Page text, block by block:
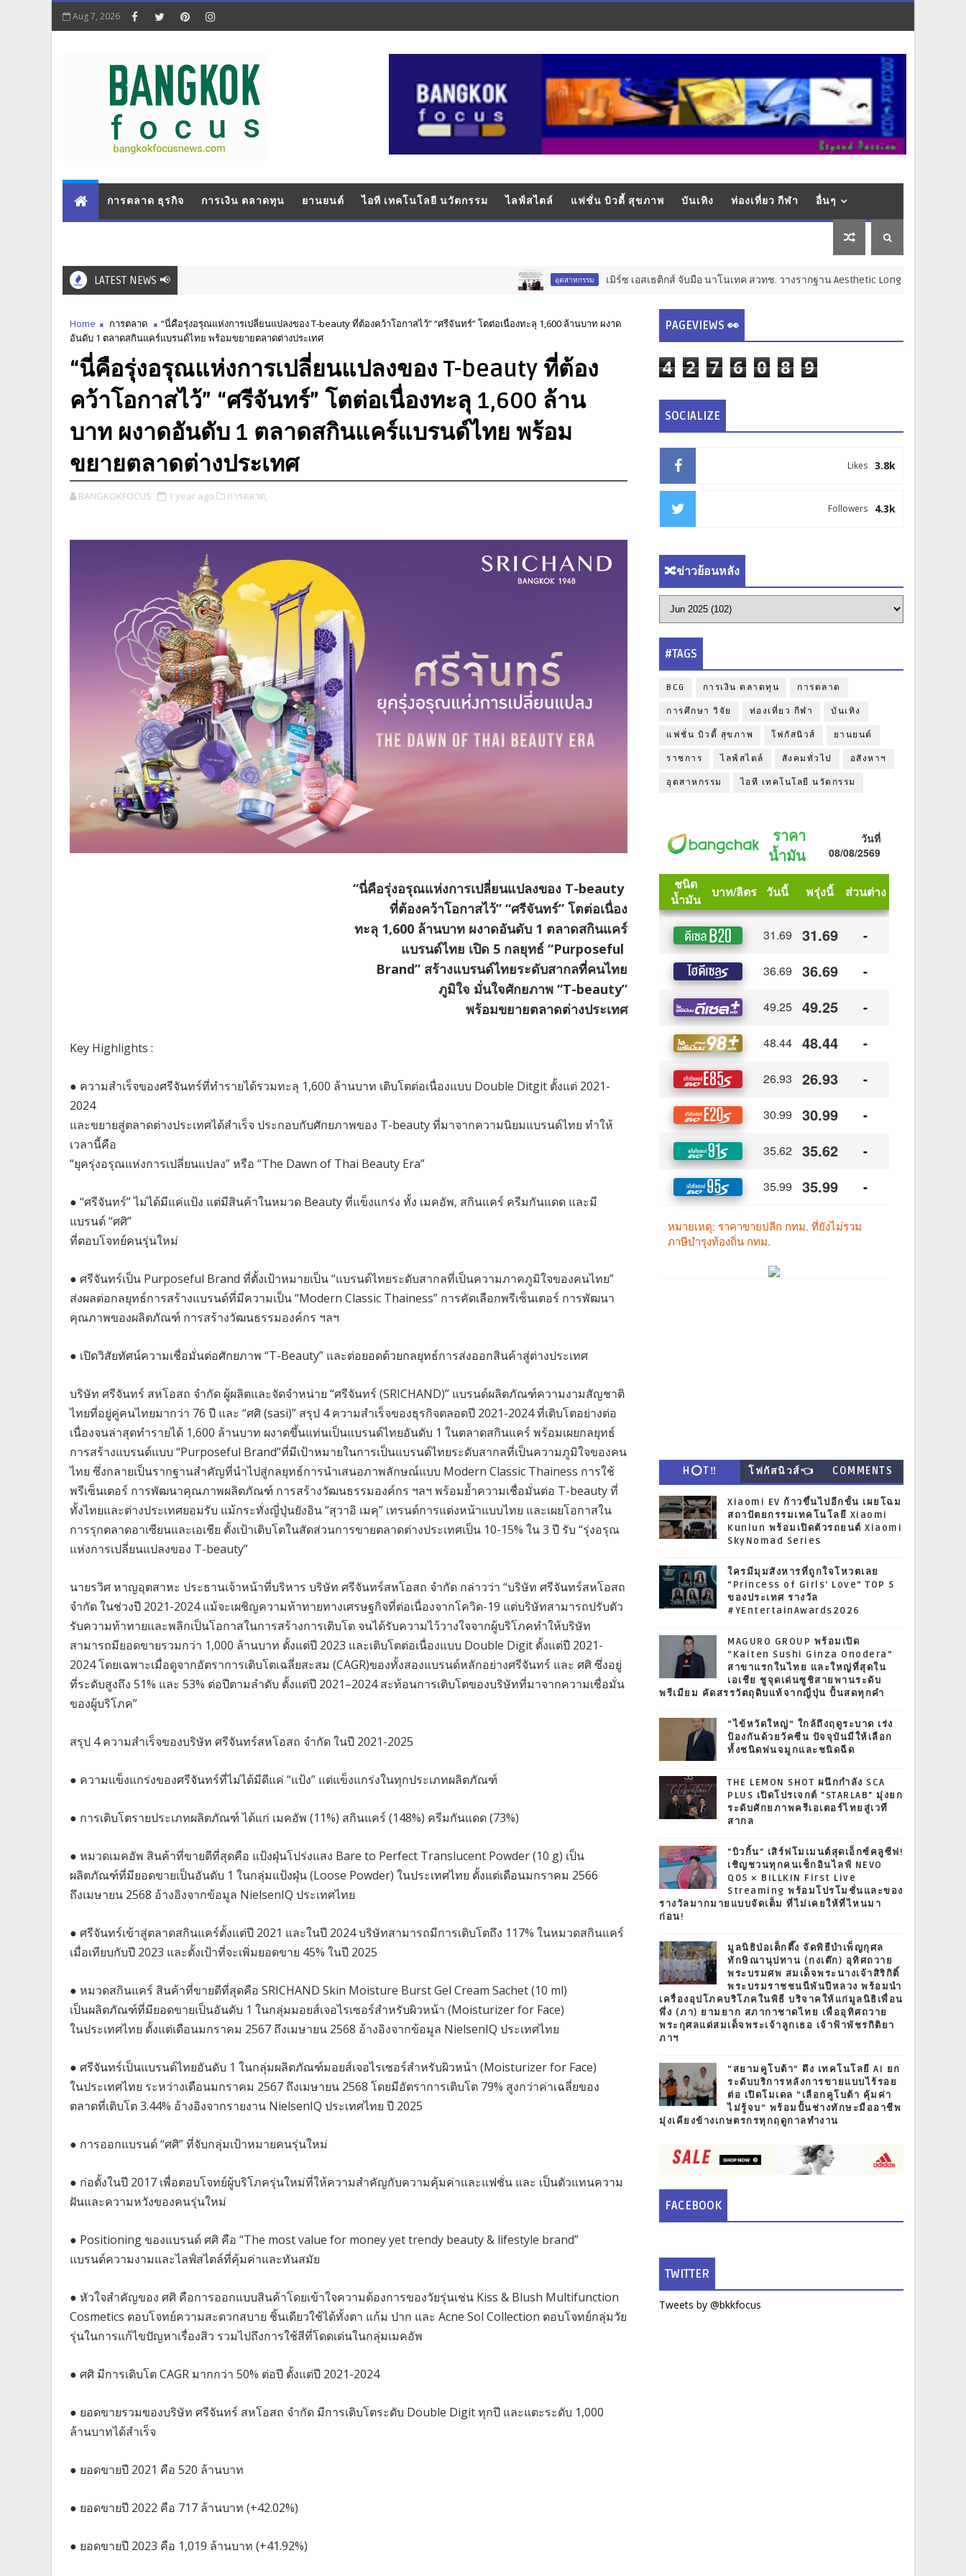
Aug 7, 2026
การตลาด ธุรกิจ การเงิน ตลาดทุน ยานยนต์ ไอที เทคโนโลยี นวัตกรรม ไลฟ์สไตล์ แฟชั่น บิวตี้ สุขภาพ บันเทิง ท่องเที่ยว กีฬา อื่นๆ
LATEST NEWS 📢 อุตสาหกรรม เมิร์ซ เอสเธติกส์ จับมือ นาโนเทค สวทช. วางรากฐาน Aesthetic Longevity ขับเคลื่อนไทยสู่
Home การตลาด
“นี่คือรุ่งอรุณแห่งการเปลี่ยนแปลงของ T-beauty ที่ต้องคว้าโอกาสไว้” “ศรีจันทร์” โตต่อเนื่องทะลุ 1,600 ล้านบาท ผงาด
อันดับ 1 ตลาดสกินแคร์แบรนด์ไทย พร้อมขยายตลาดต่างประเทศ
“นี่คือรุ่งอรุณแห่งการเปลี่ยนแปลงของ T-beauty ที่ต้อง
คว้าโอกาสไว้” “ศรีจันทร์” โตต่อเนื่องทะลุ 1,600 ล้าน
บาท ผงาดอันดับ 1 ตลาดสกินแคร์แบรนด์ไทย พร้อม
ขยายตลาดต่างประเทศ
BANGKOKFOCUS 1 year ago การตลาด,
“นี่คือรุ่งอรุณแห่งการเปลี่ยนแปลงของ T-beauty
ที่ต้องคว้าโอกาสไว้” “ศรีจันทร์” โตต่อเนื่อง
ทะลุ 1,600 ล้านบาท ผงาดอันดับ 1 ตลาดสกินแคร์
แบรนด์ไทย เปิด 5 กลยุทธ์ “Purposeful
Brand” สร้างแบรนด์ไทยระดับสากลที่คนไทย
ภูมิใจ มั่นใจศักยภาพ “T-beauty”
พร้อมขยายตลาดต่างประเทศ
Key Highlights :
● ความสำเร็จของศรีจันทร์ที่ทำรายได้รวมทะลุ 1,600 ล้านบาท เติบโตต่อเนื่องแบบ Double Ditgit ตั้งแต่ 2021-
2024
และขยายสู่ตลาดต่างประเทศได้สำเร็จ ประกอบกับศักยภาพของ T-beauty ที่มาจากความนิยมแบรนด์ไทย ทำให้
เวลานี้คือ
“ยุครุ่งอรุณแห่งการเปลี่ยนแปลง” หรือ “The Dawn of Thai Beauty Era”
● “ศรีจันทร์” ไม่ได้มีแค่แป้ง แต่มีสินค้าในหมวด Beauty ที่แข็งแกร่ง ทั้ง เมคอัพ, สกินแคร์ ครีมกันแดด และมี
แบรนด์ “ศศิ”
ที่ตอบโจทย์คนรุ่นใหม่
● ศรีจันทร์เป็น Purposeful Brand ที่ตั้งเป้าหมายเป็น “แบรนด์ไทยระดับสากลที่เป็นความภาคภูมิใจของคนไทย”
ส่งผลต่อกลยุทธ์การสร้างแบรนด์ที่มีความเป็น “Modern Classic Thainess” การคัดเลือกพรีเซ็นเตอร์ การพัฒนา
คุณภาพของผลิตภัณฑ์ การสร้างวัฒนธรรมองค์กร ฯลฯ
● เปิดวิสัยทัศน์ความเชื่อมั่นต่อศักยภาพ “T-Beauty” และต่อยอดด้วยกลยุทธ์การส่งออกสินค้าสู่ต่างประเทศ
บริษัท ศรีจันทร์ สหโอสถ จำกัด ผู้ผลิตและจัดจำหน่าย “ศรีจันทร์ (SRICHAND)” แบรนด์ผลิตภัณฑ์ความงามสัญชาติ
ไทยที่อยู่คู่คนไทยมากว่า 76 ปี และ “ศศิ (sasi)” สรุป 4 ความสำเร็จของธุรกิจตลอดปี 2021-2024 ที่เติบโตอย่างต่อ
เนื่องจนล่าสุดทำรายได้ 1,600 ล้านบาท ผงาดขึ้นแท่นเป็นแบรนด์ไทยอันดับ 1 ในตลาดสกินแคร์ พร้อมเผยกลยุทธ์
การสร้างแบรนด์แบบ “Purposeful Brand”ที่มีเป้าหมายในการเป็นแบรนด์ไทยระดับสากลที่เป็นความภูมิใจของคน
ไทย ซึ่งกลายเป็นรากฐานสำคัญที่นำไปสู่กลยุทธ์การนำเสนอภาพลักษณ์แบบ Modern Classic Thainess การใช้
พรีเซ็นเตอร์ การพัฒนาคุณภาพผลิตภัณฑ์ การสร้างวัฒนธรรมองค์กร ฯลฯ พร้อมย้ำความเชื่อมั่นต่อ T-beauty ที่
ทั้งไทยและต่างประเทศยอมรับ แม้กระทั่งญี่ปุ่นยังอิน “สุวาอิ เมคุ” เทรนด์การแต่งหน้าแบบไทย และเผยโอกาสใน
การรุกตลาดอาเซียนและเอเชีย ตั้งเป้าเติบโตในสัดส่วนการขายตลาดต่างประเทศเป็น 10-15% ใน 3 ปี รับ “รุ่งอรุณ
แห่งการเปลี่ยนแปลงของ T-beauty”
นายรวิศ หาญอุตสาหะ ประธานเจ้าหน้าที่บริหาร บริษัท ศรีจันทร์สหโอสถ จํากัด กล่าวว่า “บริษัท ศรีจันทร์สหโอสถ
จำกัด ในช่วงปี 2021-2024 แม้จะเผชิญความท้าทายทางเศรษฐกิจที่ต่อเนื่องจากโควิด-19 แต่บริษัทสามารถปรับตัว
รับความท้าทายและพลิกเป็นโอกาสในการสร้างการเติบโต จนได้รับความไว้วางใจจากผู้บริโภคทำให้บริษัท
สามารถมียอดขายรวมกว่า 1,000 ล้านบาท ตั้งแต่ปี 2023 และเติบโตต่อเนื่องแบบ Double Digit ตั้งแต่ปี 2021-
2024 โดยเฉพาะเมื่อดูจากอัตราการเติบโตเฉลี่ยสะสม (CAGR)ของทั้งสองแบรนด์หลักอย่างศรีจันทร์ และ ศศิ ซึ่งอยู่
ที่ระดับสูงถึง 51% และ 53% ต่อปีตามลำดับ ตั้งแต่ปี 2021–2024 สะท้อนการเติบโตของบริษัทที่มาจากความเชื่อมั่น
ของผู้บริโภค”
สรุป 4 ความสำเร็จของบริษัท ศรีจันทร์สหโอสถ จำกัด ในปี 2021-2025
● ความแข็งแกร่งของศรีจันทร์ที่ไม่ได้มีดีแค่ “แป้ง” แต่แข็งแกร่งในทุกประเภทผลิตภัณฑ์
● การเติบโตรายประเภทผลิตภัณฑ์ ได้แก่ เมคอัพ (11%) สกินแคร์ (148%) ครีมกันแดด (73%)
● หมวดเมคอัพ สินค้าที่ขายดีที่สุดคือ แป้งฝุ่นโปร่งแสง Bare to Perfect Translucent Powder (10 g) เป็น
ผลิตภัณฑ์ที่มียอดขายเป็นอันดับ 1 ในกลุ่มแป้งฝุ่น (Loose Powder) ในประเทศไทย ตั้งแต่เดือนมกราคม 2566
ถึงเมษายน 2568 อ้างอิงจากข้อมูล NielsenIQ ประเทศไทย
● ศรีจันทร์เข้าสู่ตลาดสกินแคร์ตั้งแต่ปี 2021 และในปี 2024 บริษัทสามารถมีการเติบโตถึง 117% ในหมวดสกินแคร์
เมื่อเทียบกับปี 2023 และตั้งเป้าที่จะเพิ่มยอดขาย 45% ในปี 2025
● หมวดสกินแคร์ สินค้าที่ขายดีที่สุดคือ SRICHAND Skin Moisture Burst Gel Cream Sachet (10 ml)
เป็นผลิตภัณฑ์ที่มียอดขายเป็นอันดับ 1 ในกลุ่มมอยส์เจอไรเซอร์สำหรับผิวหน้า (Moisturizer for Face)
ในประเทศไทย ตั้งแต่เดือนมกราคม 2567 ถึงเมษายน 2568 อ้างอิงจากข้อมูล NielsenIQ ประเทศไทย
● ศรีจันทร์เป็นแบรนด์ไทยอันดับ 1 ในกลุ่มผลิตภัณฑ์มอยส์เจอไรเซอร์สำหรับผิวหน้า (Moisturizer for Face)
ในประเทศไทย ระหว่างเดือนมกราคม 2567 ถึงเมษายน 2568 โดยมีอัตราการเติบโต 79% สูงกว่าค่าเฉลี่ยของ
ตลาดที่เติบโต 3.44% อ้างอิงจากรายงาน NielsenIQ ประเทศไทย ปี 2025
● การออกแบรนด์ “ศศิ” ที่จับกลุ่มเป้าหมายคนรุ่นใหม่
● ก่อตั้งในปี 2017 เพื่อตอบโจทย์ผู้บริโภครุ่นใหม่ที่ให้ความสำคัญกับความคุ้มค่าและแฟชั่น และ เป็นตัวแทนความ
ฝันและความหวังของคนรุ่นใหม่
● Positioning ของแบรนด์ ศศิ คือ “The most value for money yet trendy beauty & lifestyle brand”
แบรนด์ความงามและไลฟ์สไตล์ที่คุ้มค่าและทันสมัย
● หัวใจสำคัญของ ศศิ คือการออกแบบสินค้าโดยเข้าใจความต้องการของวัยรุ่นเช่น Kiss & Blush Multifunction
Cosmetics ตอบโจทย์ความสะดวกสบาย ชิ้นเดียวใช้ได้ทั้งตา แก้ม ปาก และ Acne Sol Collection ตอบโจทย์กลุ่มวัย
รุ่นในการแก้ไขปัญหาเรื่องสิว รวมไปถึงการใช้สีที่โดดเด่นในกลุ่มเมคอัพ
● ศศิ มีการเติบโต CAGR มากกว่า 50% ต่อปี ตั้งแต่ปี 2021-2024
● ยอดขายรวมของบริษัท ศรีจันทร์ สหโอสถ จำกัด มีการเติบโตระดับ Double Digit ทุกปี และแตะระดับ 1,000
ล้านบาทได้สำเร็จ
● ยอดขายปี 2021 คือ 520 ล้านบาท
● ยอดขายปี 2022 คือ 717 ล้านบาท (+42.02%)
● ยอดขายปี 2023 คือ 1,019 ล้านบาท (+41.92%)
PAGEVIEWS 👀
4 2 7 6 0 8 9
SOCIALIZE
3.8k
Likes
4.3k
Followers
🔀ข่าวย้อนหลัง
#TAGS
BCG การเงิน ตลาดทุน การตลาด
การศึกษา วิจัย ท่องเที่ยว กีฬา บันเทิง
แฟชั่น บิวตี้ สุขภาพ โฟกัสนิวส์ ยานยนต์
ราชการ ไลฟ์สไตล์ สังคมทั่วไป อสังหาฯ
อุตสาหกรรม ไอที เทคโนโลยี นวัตกรรม
H⭕T‼ โฟกัสนิวส์👈 COMMENTS
Xiaomi EV ก้าวขึ้นไปอีกขั้น เผยโฉม
สถาปัตยกรรมเทคโนโลยี Xiaomi
Kunlun พร้อมเปิดตัวรถยนต์ Xiaomi
SkyNomad Series
ใครมีมุมสังหารที่ถูกใจโหวตเลย
“Princess of Girls' Love” TOP 5
ของประเทศ รางวัล
#YEntertainAwards2026
MAGURO GROUP พร้อมเปิด
“Kaiten Sushi Ginza Onodera”
สาขาแรกในไทย และใหญ่ที่สุดใน
เอเชีย ชูจุดเด่นซูชิสายพานระดับ
พรีเมียม คัดสรรวัตถุดิบแท้จากญี่ปุ่น ปั้นสดทุกคำ
“ไข้หวัดใหญ่” ใกล้ถึงฤดูระบาด เร่ง
ป้องกันด้วยวัคซีน ปัจจุบันมีให้เลือก
ทั้งชนิดพ่นจมูกและชนิดฉีด
THE LEMON SHOT ผนึกกำลัง SCA
PLUS เปิดโปรเจกต์ "STARLAB" มุ่งยก
ระดับศักยภาพครีเอเตอร์ไทยสู่เวที
สากล
"บิวกิ้น" เสิร์ฟโมเมนต์สุดเอ็กซ์คลูซีฟ!
เชิญชวนทุกคนเช็กอินไลฟ์ NEVO
Q05 × BILLKIN First Live
Streaming พร้อมโปรโมชั่นและของ
รางวัลมากมายแบบจัดเต็ม ที่ไม่เคยให้ที่ไหนมา
ก่อน!
มูลนิธิป่อเต็กตึ๊ง จัดพิธีบำเพ็ญกุศล
ทักษิณานุปทาน (กงเต๊ก) อุทิศถวาย
พระบรมศพ สมเด็จพระนางเจ้าสิริกิติ์
พระบรมราชชนนีพันปีหลวง พร้อมนำ
เครื่องอุปโภคบริโภคในพิธี บริจาคให้แก่มูลนิธิเพื่อน
พึ่ง (ภา) ยามยาก สภากาชาดไทย เพื่ออุทิศถวาย
พระกุศลแด่สมเด็จพระเจ้าลูกเธอ เจ้าฟ้าพัชรกิติยา
ภาฯ
“สยามคูโบต้า” ดึง เทคโนโลยี AI ยก
ระดับบริการหลังการขายแบบไร้รอย
ต่อ เปิดโมเดล “เลือกคูโบต้า คุ้มค่า
ไม่รู้จบ” พร้อมปั้นช่างทักษะมืออาชีพ
มุ่งเคียงข้างเกษตรกรทุกฤดูกาลทำงาน
FACEBOOK
TWITTER
Tweets by @bkkfocus